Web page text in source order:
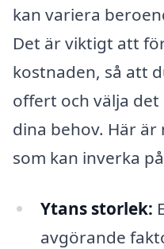
kan variera
Det är viktigt att
kostnaden, så att
offert och välja
dina behov. Här
som kan inverka
Ytans storlek:
avgörande